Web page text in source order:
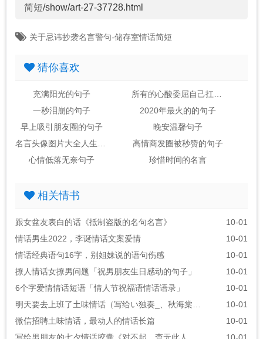
简短/show/art-27-37728.html
关于忌讳抄袭名言警句-储存室情话简短
猜你喜欢
充满阳光的句子
所有的心酸委屈自己扛的句子
一秒泪崩的句子
2020年最火的的句子
早上吸引朋友圈的句子
晚安温馨句子
名言头像图片大全人生感悟
高情商发圈被秒赞的句子
心情低落无奈句子
珍惜时间的名言
相关情书
跟女盆友表白的话《抵制盗版的名句名言》
10-01
情话男生2022，李诞情话文案爱情
10-01
情话经典语句16字，别姐妹说的语句伤感
10-01
撩人情话女撩男问题「祝男朋友生日感动的句子」
10-01
6个字爱情情话短语「情人节祝福语情话语录」
10-01
明天要去上班了土味情话（写给い独奏_、秋海棠ぃ的情话）
10-01
微信招聘土味情话，最动人的情话长篇
10-01